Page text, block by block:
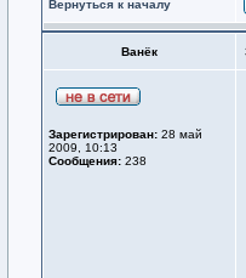
Вернуться к началу
Ванёк
Зарегистрирован: 28 май
2009, 10:13
Сообщения: 238